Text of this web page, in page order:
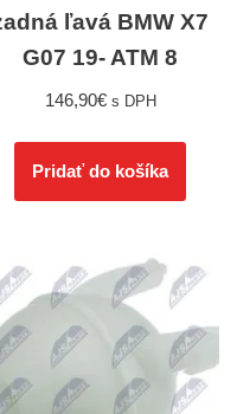
ľavá BMW X7
G07 19- ATM 8
146,90€ s DPH
Pridať do košíka